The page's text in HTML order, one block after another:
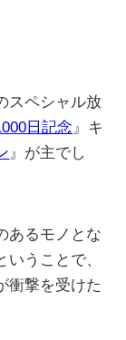
スペシャル放
日記念』キ
』が主でし
あるモノとな
うことで、
衝撃を受けた